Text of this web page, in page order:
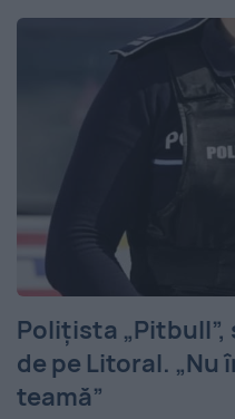
Polițista
de pe Litoral. „Nu
teamă”